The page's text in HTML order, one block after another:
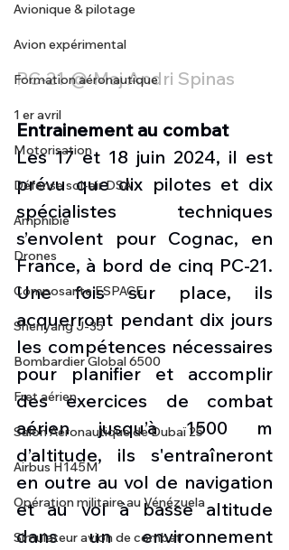
Avionique & pilotage
Avion expérimental
Formation aéronautique
1 er avril
Motorisation
Défense sol-air DSA
Amphibie
Drones
Composante ESPACE
Shenyang J-35
Bombardier Global 6500
Fret aérien
Salon Aéronautique de Dubaï 25
Airbus H145M
Opération militaire au Vénézuela
Simulateur avion de combat
PC-21 @ Maj Andri Spinas
Entrainement au combat
Les 17 et 18 juin 2024, il est
prévu que dix pilotes et dix
spécialistes techniques
s’envolent pour Cognac, en
France, à bord de cinq PC-21.
Une fois sur place, ils
acquerront pendant dix jours
les compétences nécessaires
pour planifier et accomplir
des exercices de combat
aérien jusqu’à 1500 m
d’altitude, ils s'entraîneront
en outre au vol de navigation
et au vol à basse altitude
dans un environnement